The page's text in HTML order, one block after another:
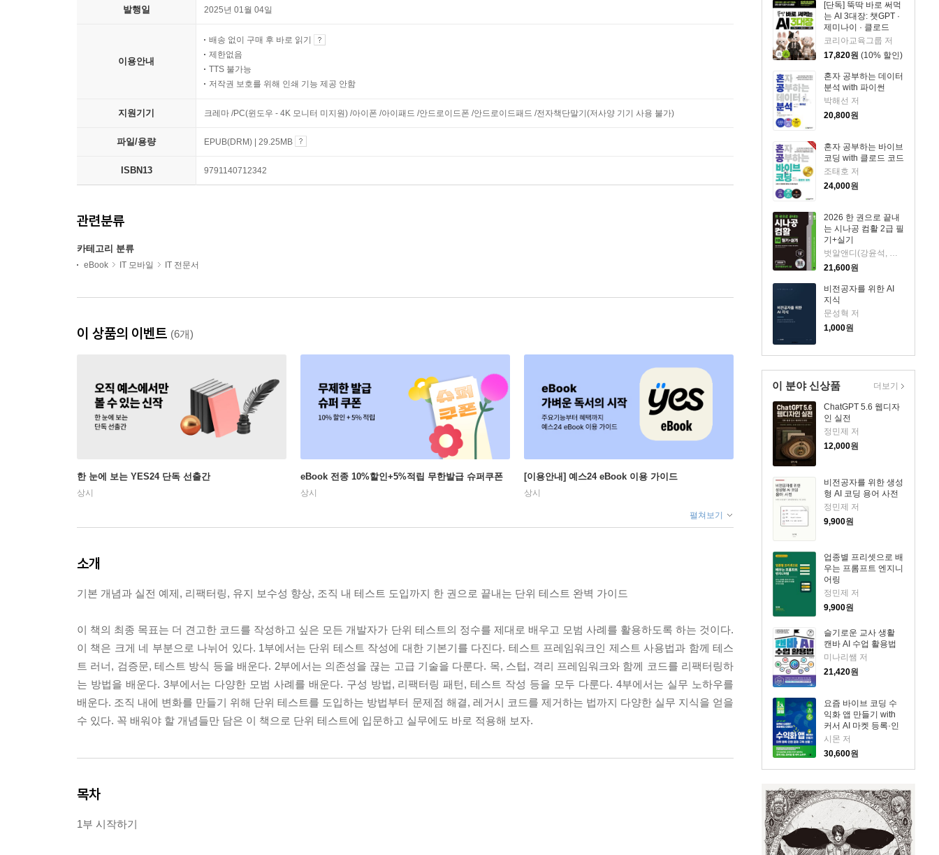
[단독] 뚝딱 바로 써먹
는 AI 3대장: 챗GPT ·
제미나이 · 클로드
코리아교육그룹 저
17,820원 (10% 할인)
혼자 공부하는 데이터
분석 with 파이썬
박해선 저
20,800원
혼자 공부하는 바이브
코딩 with 클로드 코드
조태호 저
24,000원
2026 한 권으로 끝내
는 시나공 컴활 2급 필
기+실기
벗알앤디(강윤석, 김용갑, 김우경, 김종일) 저
21,600원
비전공자를 위한 AI
지식
문성혁 저
1,000원
이 분야 신상품
ChatGPT 5.6 웹디자
인 실전
정민제 저
12,000원
비전공자를 위한 생성
형 AI 코딩 용어 사전
정민제 저
9,900원
업종별 프리셋으로 배
우는 프롬프트 엔지니
어링
정민제 저
9,900원
슬기로운 교사 생활
캔바 AI 수업 활용법
미나리쌤 저
21,420원
요즘 바이브 코딩 수
익화 앱 만들기 with
커서 AI 마켓 등록·인
앱 결제·구독 상품
시몬 저
30,600원
더보기
발행일 2025년 01월 04일
이용안내
배송 없이 구매 후 바로 읽기
제한없음
TTS 불가능
저작권 보호를 위해 인쇄 기능 제공 안함
지원기기 크레마 /PC(윈도우 - 4K 모니터 미지원) /아이폰 /아이패드 /안드로이드폰 /안드로이드패드 /전자책단말기(저사양 기기 사용 불가)
파일/용량 EPUB(DRM) | 29.25MB
ISBN13 9791140712342
관련분류
카테고리 분류
eBook IT 모바일 IT 전문서
이 상품의 이벤트 (6개)
한 눈에 보는 YES24 단독 선출간
상시
eBook 전종 10%할인+5%적립 무한발급 슈퍼쿠폰
상시
[이용안내] 예스24 eBook 이용 가이드
상시
펼쳐보기
소개
기본 개념과 실전 예제, 리팩터링, 유지 보수성 향상, 조직 내 테스트 도입까지 한 권으로 끝내는 단위 테스트 완벽 가이드
이 책의 최종 목표는 더 견고한 코드를 작성하고 싶은 모든 개발자가 단위 테스트의 정수를 제대로 배우고 모범 사례를 활용하도록 하는 것이다.
이 책은 크게 네 부분으로 나뉘어 있다. 1부에서는 단위 테스트 작성에 대한 기본기를 다진다. 테스트 프레임워크인 제스트 사용법과 함께 테스
트 러너, 검증문, 테스트 방식 등을 배운다. 2부에서는 의존성을 끊는 고급 기술을 다룬다. 목, 스텁, 격리 프레임워크와 함께 코드를 리팩터링하
는 방법을 배운다. 3부에서는 다양한 모범 사례를 배운다. 구성 방법, 리팩터링 패턴, 테스트 작성 등을 모두 다룬다. 4부에서는 실무 노하우를
배운다. 조직 내에 변화를 만들기 위해 단위 테스트를 도입하는 방법부터 문제점 해결, 레거시 코드를 제거하는 법까지 다양한 실무 지식을 얻을
수 있다. 꼭 배워야 할 개념들만 담은 이 책으로 단위 테스트에 입문하고 실무에도 바로 적용해 보자.
목차
1부 시작하기